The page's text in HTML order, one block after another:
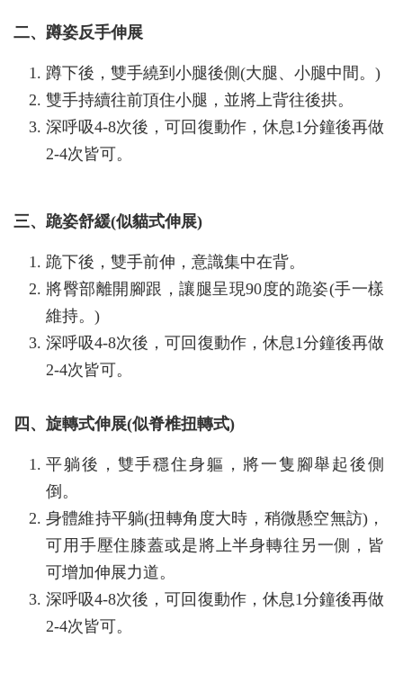
二、蹲姿反手伸展
蹲下後，雙手繞到小腿後側(大腿、小腿中間。)
雙手持續往前頂住小腿，並將上背往後拱。
深呼吸4-8次後，可回復動作，休息1分鐘後再做
2-4次皆可。
三、跪姿舒緩(似貓式伸展)
跪下後，雙手前伸，意識集中在背。
將臀部離開腳跟，讓腿呈現90度的跪姿(手一樣
維持。)
深呼吸4-8次後，可回復動作，休息1分鐘後再做
2-4次皆可。
四、旋轉式伸展(似脊椎扭轉式)
平躺後，雙手穩住身軀，將一隻腳舉起後側
倒。
身體維持平躺(扭轉角度大時，稍微懸空無訪)，
可用手壓住膝蓋或是將上半身轉往另一側，皆
可增加伸展力道。
深呼吸4-8次後，可回復動作，休息1分鐘後再做
2-4次皆可。